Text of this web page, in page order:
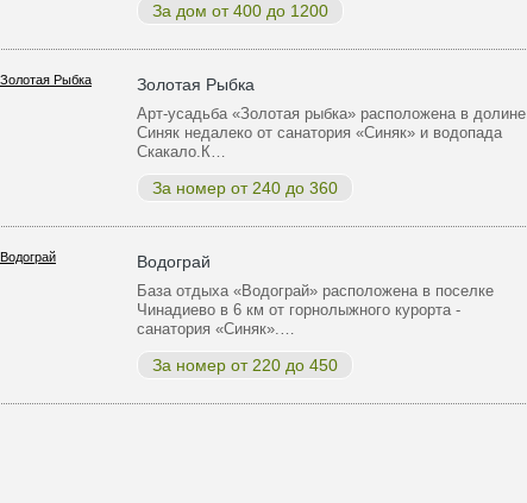
За дом от 400 до 1200
Золотая Рыбка
Арт-усадьба «Золотая рыбка» расположена в долине
Синяк недалеко от санатория «Синяк» и водопада
Скакало.К…
За номер от 240 до 360
Водограй
База отдыха «Водограй» расположена в поселке
Чинадиево в 6 км от горнолыжного курорта -
санатория «Синяк».…
За номер от 220 до 450